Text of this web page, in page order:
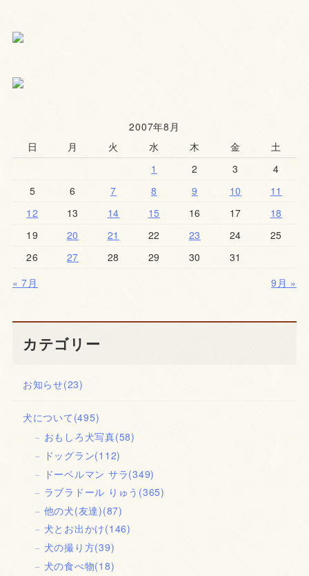
2007年8月
日
月 火 水 木 金
土
1
2 3
4
5
6 7 8 9 10
11
12
13 14 15 16 17
18
19
20 21 22 23 24
25
26
27 28 29 30
31
« 7月
9月 »
カテゴリー
お知らせ(23)
犬について (495)
おもしろ犬写真(58)
ドッグラン(112)
ドーベルマン サラ(349)
ラブラドール りゅう (365)
他の犬(友達)(87)
犬とお出かけ(146)
犬の撮り方(39)
犬の食べ物(18)